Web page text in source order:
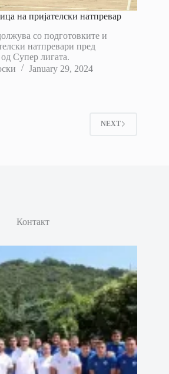
на пријателски натпревар
со подготовките и
натпревари пред
Супер лигата.
January 29, 2024
NEXT
Контакт